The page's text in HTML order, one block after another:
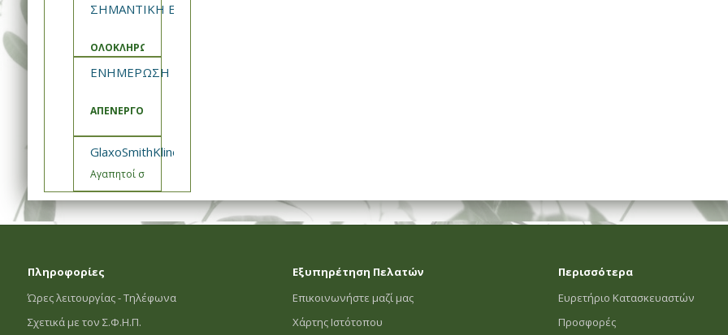
ΣΗΜΑΝΤΙΚΗ ΕΝΗΜΕΡΩΣΗ ΣΦΗΠ
ΟΛΟΚΛΗΡΩΣΗ ΑΝΑΒΑΘΜΙΣΗΣ ΚΑΙ ΣΥΝΤΗΡΗΣΗΣ ΣΥΣΤΗΜΑΤΟΣ
ΕΝΗΜΕΡΩΣΗ ΣΦΗΠ
ΑΠΕΝΕΡΓΟΠΟΙΗΣΗ ΚΑΛΑΘΙΑ ΠΡΟΣΦΟΡΩΝ
GlaxoSmithKline- Εμβόλιο Engerix Ενημέρωση
Αγαπητοί συνεργάτες,
Πληροφορίες
Ώρες λειτουργίας - Τηλέφωνα
Σχετικά με τον Σ.Φ.Η.Π.
Εξυπηρέτηση Πελατών
Επικοινωνήστε μαζί μας
Χάρτης Ιστότοπου
Περισσότερα
Ευρετήριο Κατασκευαστών
Προσφορές